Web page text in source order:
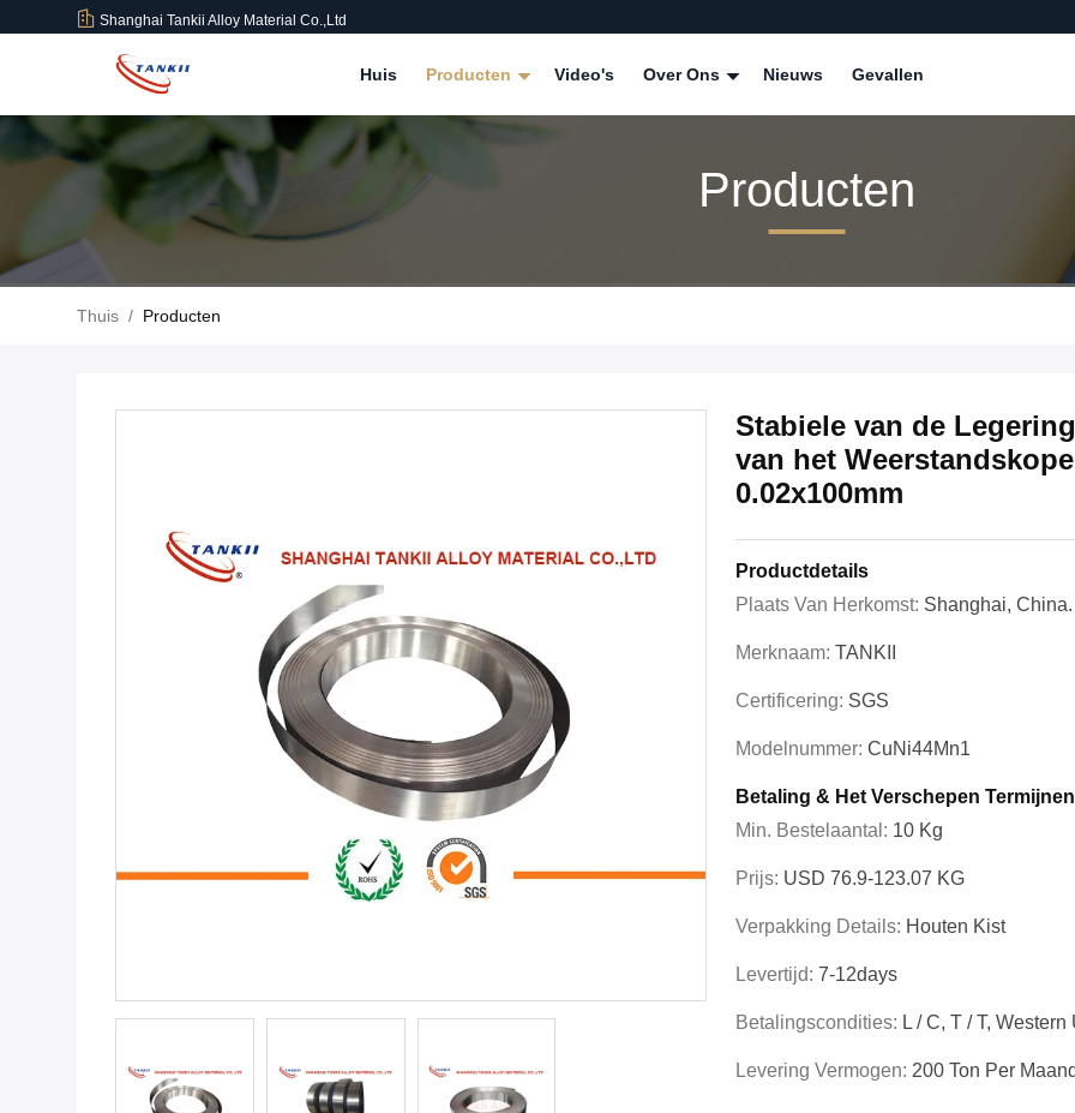
Shanghai Tankii Alloy Material Co.,Ltd
Huis Producten Video's Over Ons Nieuws Gevallen
Producten
Thuis / Producten
Stabiele van de
van het
0.02x100mm
Productdetails
Plaats Van Herkomst: Shanghai, China.
Merknaam: TANKII
Certificering: SGS
Modelnummer: CuNi44Mn1
Betaling & Het Verschepen Termijnen
Min. Bestelaantal: 10 Kg
Prijs: USD 76.9-123.07 KG
Verpakking Details: Houten Kist
Levertijd: 7-12days
Betalingscondities: L / C, T / T, Western
Levering Vermogen: 200 Ton Per Maand